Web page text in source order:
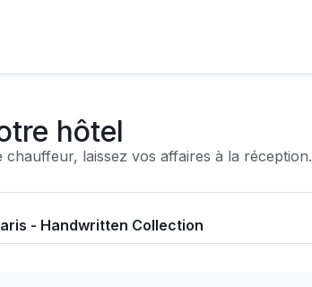
hôtel
laissez vos affaires à la réception.